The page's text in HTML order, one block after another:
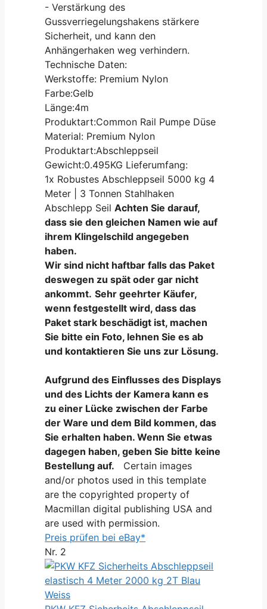
- Verstärkung des
Gussverriegelungshakens stärkere
Sicherheit, und kann den
Anhängerhaken weg verhindern.
Technische Daten:
Werkstoffe: Premium Nylon
Farbe:Gelb
Länge:4m
Produktart:Common Rail Pumpe Düse
Material: Premium Nylon
Produktart:Abschleppseil
Gewicht:0.495KG Lieferumfang:
1x Robustes Abschleppseil 5000 kg 4
Meter | 3 Tonnen Stahlhaken
Abschlepp SeilAchten Sie darauf,
dass sie den gleichen Namen wie auf
ihrem Klingelschild angegeben
haben.
Wir sind nicht haftbar falls das Paket
deswegen zu spät oder gar nicht
ankommt. Sehr geehrter Käufer,
wenn festgestellt wird, dass das
Paket stark beschädigt ist, machen
Sie bitte ein Foto, lehnen Sie es ab
und kontaktieren Sie uns zur Lösung.
Aufgrund des Einflusses des Displays
und des Lichts der Kamera kann es
zu einer Lücke zwischen der Farbe
der Ware und dem Bild kommen, das
Sie erhalten haben. Wenn Sie etwas
dagegen haben, geben Sie bitte keine
Bestellung auf. Certain images
and/or photos used in this template
are the copyrighted property of
Macmillan digital publishing USA and
are used with permission.
Preis prüfen bei eBay*
Nr. 2